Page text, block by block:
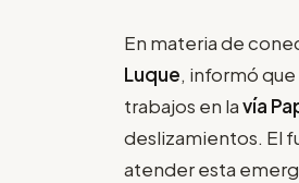
En materia de
Luque, informó que
trabajos en lavía
deslizamientos. El
atender esta